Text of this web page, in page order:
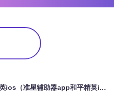
和平精英|准星辅助器app和平精英ios（准星辅助器app和平精英ios的主要功能有哪些？）